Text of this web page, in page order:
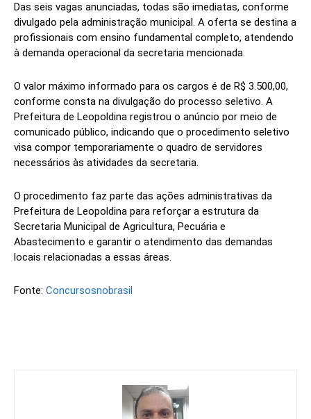
Das seis vagas anunciadas, todas são imediatas, conforme
divulgado pela administração municipal. A oferta se destina a
profissionais com ensino fundamental completo, atendendo
à demanda operacional da secretaria mencionada.
O valor máximo informado para os cargos é de R$ 3.500,00,
conforme consta na divulgação do processo seletivo. A
Prefeitura de Leopoldina registrou o anúncio por meio de
comunicado público, indicando que o procedimento seletivo
visa compor temporariamente o quadro de servidores
necessários às atividades da secretaria.
O procedimento faz parte das ações administrativas da
Prefeitura de Leopoldina para reforçar a estrutura da
Secretaria Municipal de Agricultura, Pecuária e
Abastecimento e garantir o atendimento das demandas
locais relacionadas a essas áreas.
Fonte: Concursosnobrasil